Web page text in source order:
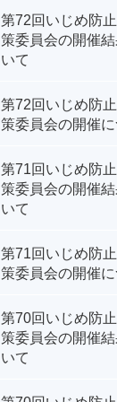
第72回いじめ防
策委員会の開催
いて
第72回いじめ防
策委員会の開催
第71回いじめ防
策委員会の開催
いて
第71回いじめ防
策委員会の開催
第70回いじめ防
策委員会の開催
いて